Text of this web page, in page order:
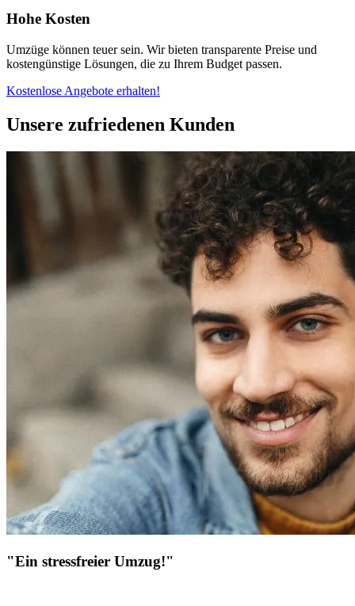
Hohe Kosten
Umzüge können teuer sein. Wir bieten transparente Preise und
kostengünstige Lösungen, die zu Ihrem Budget passen.
Kostenlose Angebote erhalten!
Unsere zufriedenen Kunden
"Ein stressfreier Umzug!"